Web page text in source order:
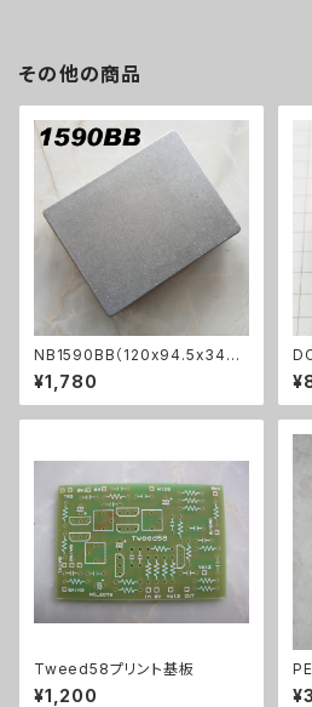
その他の商品
NB1590BB（120x94.5x34ｍ
ｍ）アルミダイキャストケース
¥1,780
Tweed58プリント基板
¥1,200
ー